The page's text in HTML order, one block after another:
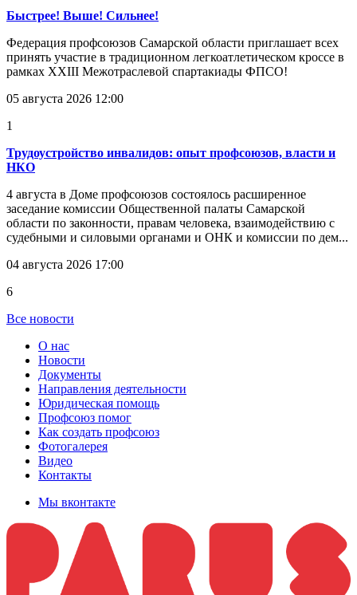
Быстрее! Выше! Сильнее!
Федерация профсоюзов Самарской области приглашает всех
принять участие в традиционном легкоатлетическом кроссе в
рамках XXIII Межотраслевой спартакиады ФПСО!
05 августа 2026 12:00
1
Трудоустройство инвалидов: опыт профсоюзов, власти и
НКО
4 августа в Доме профсоюзов состоялось расширенное
заседание комиссии Общественной палаты Самарской
области по законности, правам человека, взаимодействию с
судебными и силовыми органами и ОНК и комиссии по дем...
04 августа 2026 17:00
6
Все новости
О нас
Новости
Документы
Направления деятельности
Юридическая помощь
Профсоюз помог
Как создать профсоюз
Фотогалерея
Видео
Контакты
Мы вконтакте